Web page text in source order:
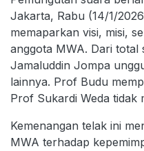
Jakarta, Rabu (14/1/
memaparkan visi, misi,
anggota MWA. Dari
Jamaluddin Jompa
lainnya. Prof Budu
Prof Sukardi Weda tidak
Kemenangan telak ini
MWA terhadap